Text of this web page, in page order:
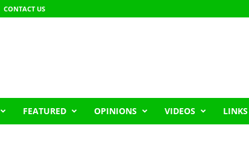
CONTACT US
FEATURED OPINIONS VIDEOS LINKS